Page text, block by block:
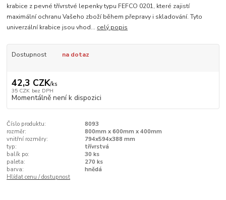
krabice z pevné třívrstvé lepenky typu FEFCO 0201, které zajistí
maximální ochranu Vašeho zboží během přepravy i skladování. Tyto
univerzální krabice jsou vhod... celý popis
Dostupnost na dotaz
42,3 CZK/ks
35 CZK bez DPH
Momentálně není k dispozici
Číslo produktu:
8093
rozměr:
800mm x 600mm x 400mm
vnitřní rozměry:
794x594x388 mm
typ:
třívrstvá
balík po:
30 ks
paleta:
270 ks
barva:
hnědá
Hlídat cenu / dostupnost